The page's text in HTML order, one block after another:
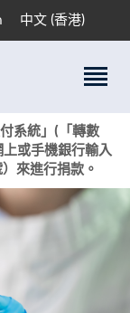
中文 (香港)
系統」(「轉數
上或手機銀行輸入
來進行捐款。